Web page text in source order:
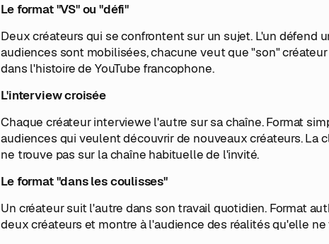
Le format "VS" ou "défi"
Deux créateurs qui se confrontent sur un sujet. L'un défend
audiences sont mobilisées, chacune veut que "son"
dans l'histoire de YouTube francophone.
L'interview croisée
Chaque créateur interviewe l'autre sur sa chaîne. Format
audiences qui veulent découvrir de nouveaux créateurs.
ne trouve pas sur la chaîne habituelle de l'invité.
Le format "dans les coulisses"
Un créateur suit l'autre dans son travail quotidien. Format
deux créateurs et montre à l'audience des réalités qu'elle